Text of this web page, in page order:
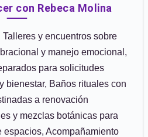
con Rebeca Molina
Talleres y encuentros sobre
y manejo emocional,
para solicitudes
bienestar, Baños rituales con
a renovación
y mezclas botánicas para
espacios, Acompañamiento